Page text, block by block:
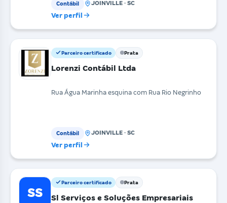
Contábil JOINVILLE · SC
Ver perfil
Parceiro certificado Prata
Lorenzi Contábil Ltda
Rua Água Marinha esquina com Rua Rio Negrinho
Contábil JOINVILLE · SC
Ver perfil
SS
Parceiro certificado Prata
Sl Serviços e Soluções Empresariais